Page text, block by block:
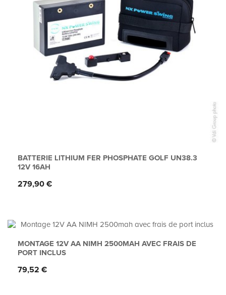
BATTERIE LITHIUM FER PHOSPHATE GOLF UN38.3
12V 16AH
Prix
279,90 €
MONTAGE 12V AA NIMH 2500MAH AVEC FRAIS DE
PORT INCLUS
Prix
79,52 €